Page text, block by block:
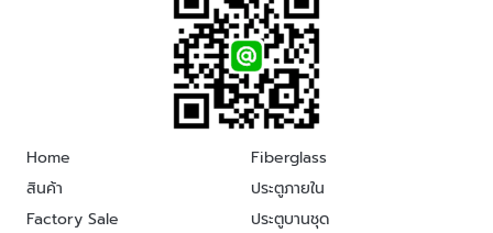
Home
สินค้า
Factory Sale
Fiberglass
ประตูภายใน
ประตูบานชุด